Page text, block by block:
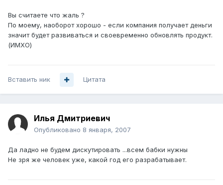
Вы считаете что жаль ?
По моему, наоборот хорошо - если компания получает деньги
значит будет развиваться и своевременно обновлять продукт.
(ИМХО)
Вставить ник Цитата
Илья Дмитриевич
Опубликовано 8 января, 2007
Да ладно не будем дискутировать ...всем бабки нужны
Не зря же человек уже, какой год его разрабатывает.